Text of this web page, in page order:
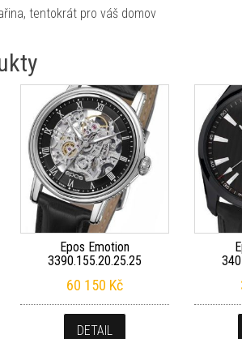
tentokrát pro váš domov
Epos Emotion
3390.155.20.25.25
60 150 Kč
DETAIL